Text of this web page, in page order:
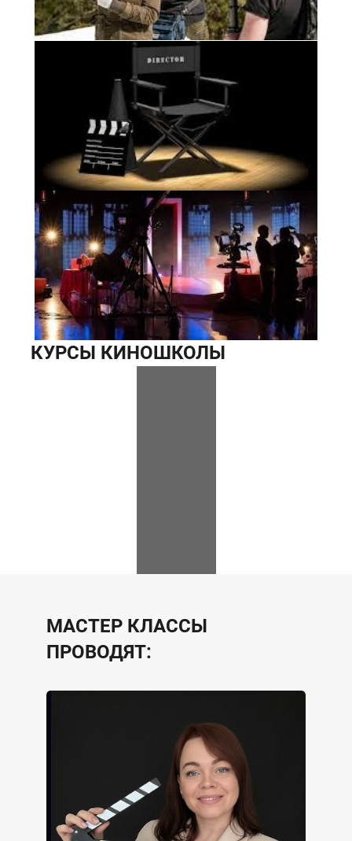
КУРСЫ КИНОШКОЛЫ
МАСТЕР КЛАССЫ
ПРОВОДЯТ: